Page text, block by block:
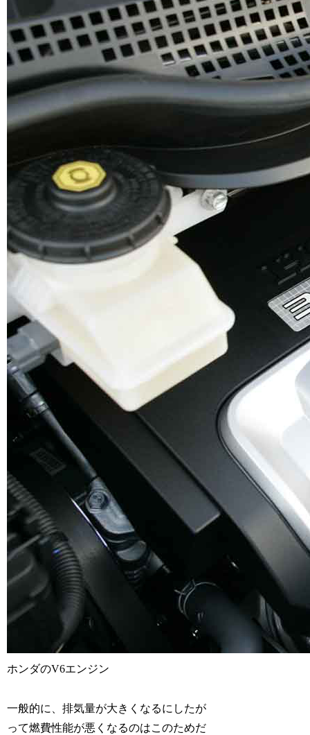
ホンダのV6エンジン
一般的に、排気量が大きくなるにしたが
って燃費性能が悪くなるのはこのためだ